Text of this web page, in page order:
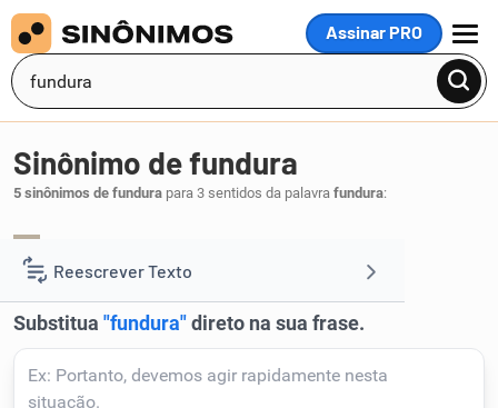
Assinar PRO
MENU
Reescrever Texto
Resumir Texto
Corrigir Texto
Sinônimo de fundura
5 sinônimos de fundura para 3 sentidos da palavra fundura: